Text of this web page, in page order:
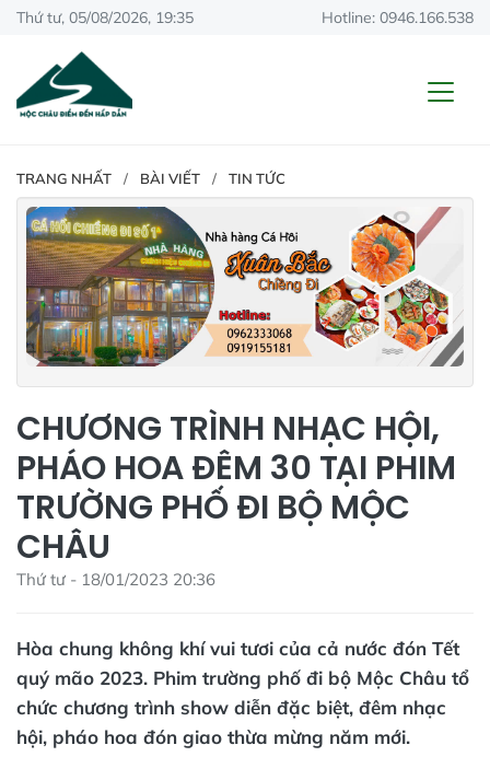
Thứ tư, 05/08/2026, 19:35 Hotline: 0946.166.538
TRANG NHẤT BÀI VIẾT TIN TỨC
CHƯƠNG TRÌNH NHẠC HỘI,
PHÁO HOA ĐÊM 30 TẠI PHIM
TRƯỜNG PHỐ ĐI BỘ MỘC
CHÂU
Thứ tư - 18/01/2023 20:36
Hòa chung không khí vui tươi của cả nước đón Tết
quý mão 2023. Phim trường phố đi bộ Mộc Châu tổ
chức chương trình show diễn đặc biệt, đêm nhạc
hội, pháo hoa đón giao thừa mừng năm mới.